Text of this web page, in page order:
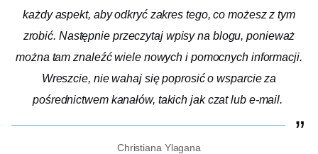
każdy aspekt, aby odkryć zakres tego, co możesz z tym
zrobić. Następnie przeczytaj wpisy na blogu, ponieważ
można tam znaleźć wiele nowych i pomocnych informacji.
Wreszcie, nie wahaj się poprosić o wsparcie za
pośrednictwem kanałów, takich jak czat lub e-mail.
Christiana Ylagana